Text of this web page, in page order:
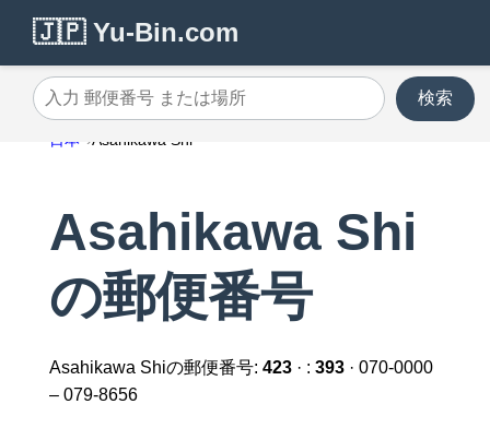
🇯🇵 Yu-Bin.com
入力 郵便番号 または場所
検索
日本 Asahikawa Shi
Asahikawa Shi
の郵便番号
Asahikawa Shiの郵便番号: 423· : 393· 070-0000
– 079-8656